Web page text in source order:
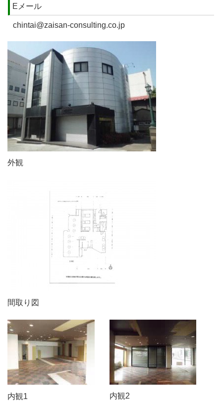
Eメール
chintai@zaisan-consulting.co.jp
外観
間取り図
内観1 内観2